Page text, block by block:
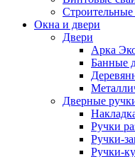
Строительные
Окна и двери
Двери
Арка
Банные
Дверные
Ручки
Ручки-
Ручки-